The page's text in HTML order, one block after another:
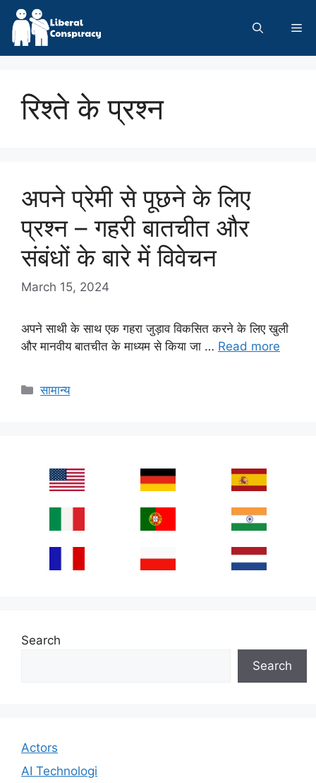
Skip
content
रिश्ते के प्रश्न
अपने प्रेमी से पूछने के लिए
प्रश्न – गहरी बातचीत और
संबंधों के बारे में विवेचन
March 15, 2024
अपने साथी के साथ एक गहरा जुड़ाव विकसित करने के लिए खुली
और मानवीय बातचीत के माध्यम से किया जा … Read more
Categories
सामान्य
Search
Search
Actors
AI Technologi